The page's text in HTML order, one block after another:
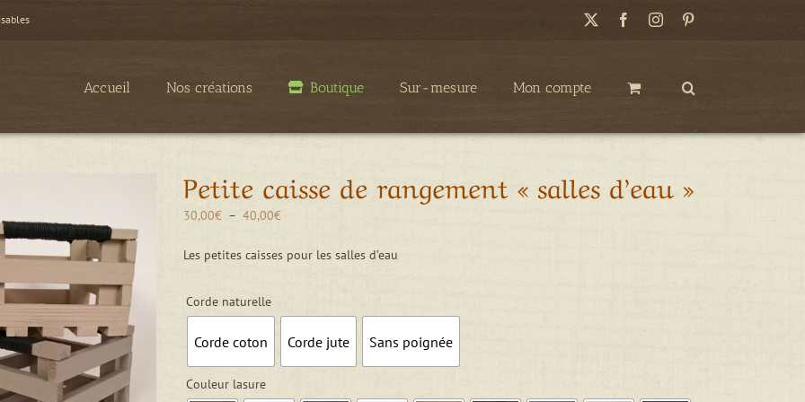
FacebookInstagram
Accueil Nos créations Boutique Sur-mesure Mon compte
Petite caisse de rangement « salles d’eau »
30,00€ – 40,00€
prix :
Les petites caisses pour les salles d’eau
Corde naturelle
Corde coton Corde jute Sans poignée
Couleur lasure